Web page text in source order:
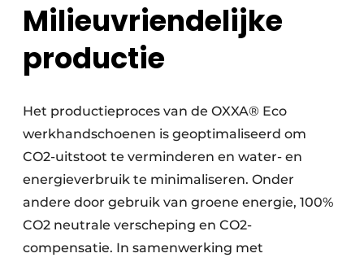
Milieuvriendelijke
productie
Het productieproces van de OXXA® Eco
werkhandschoenen is geoptimaliseerd om
CO2-uitstoot te verminderen en water- en
energieverbruik te minimaliseren. Onder
andere door gebruik van groene energie, 100%
CO2 neutrale verscheping en CO2-
compensatie. In samenwerking met